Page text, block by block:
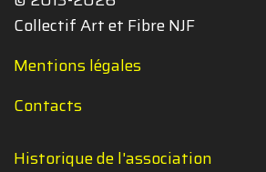
Collectif Art et Fibre NJF
Mentions légales
Contacts
Historique de l'association